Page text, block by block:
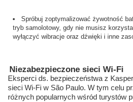
Spróbuj zoptymalizować żywotność
tryb samolotowy, gdy nie musisz
wyłączyć wibracje oraz dźwięki i inne
Niezabezpieczone sieci Wi-Fi
Eksperci ds. bezpieczeństwa z
sieci Wi-Fi w São Paulo. W tym celu
różnych popularnych wśród turystów